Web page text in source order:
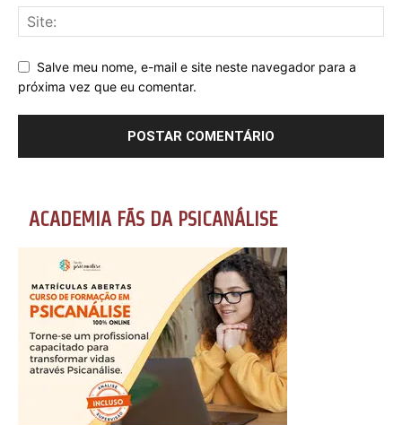
Salve meu nome, e-mail e site neste navegador para a
próxima vez que eu comentar.
ACADEMIA FÃS DA PSICANÁLISE